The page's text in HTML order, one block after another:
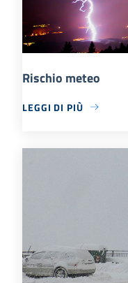
Rischio meteo
LEGGI DI PIÙ